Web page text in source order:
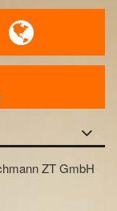
ZT GmbH